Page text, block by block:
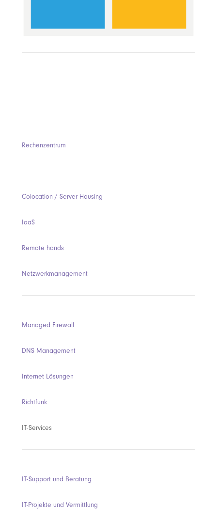
Rechenzentrum
Colocation / Server Housing
IaaS
Remote hands
Netzwerkmanagement
Managed Firewall
DNS Management
Internet Lösungen
Richtfunk
IT-Services
IT-Support und Beratung
IT-Projekte und Vermittlung